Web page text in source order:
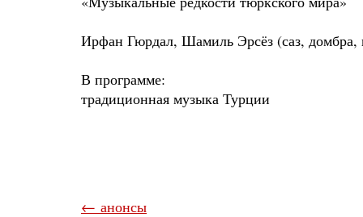
Ирфан Гюрдал, Шамиль Эрсёз (саз, домбра,
В программе:
традиционная музыка Турции
← анонсы